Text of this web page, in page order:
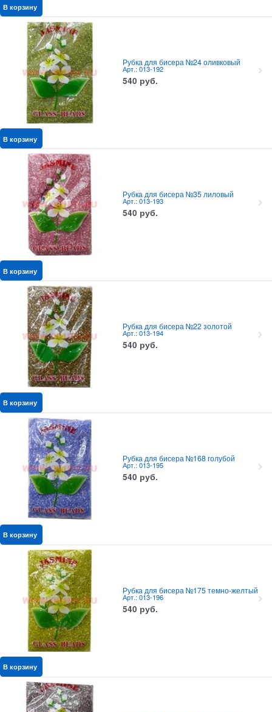
В корзину
Рубка для бисера №24 оливковый
Арт.: 013-192
540 руб.
В корзину
Рубка для бисера №35 лиловый
Арт.: 013-193
540 руб.
В корзину
Рубка для бисера №22 золотой
Арт.: 013-194
540 руб.
В корзину
Рубка для бисера №168 голубой
Арт.: 013-195
540 руб.
В корзину
Рубка для бисера №175 темно-желтый
Арт.: 013-196
540 руб.
В корзину